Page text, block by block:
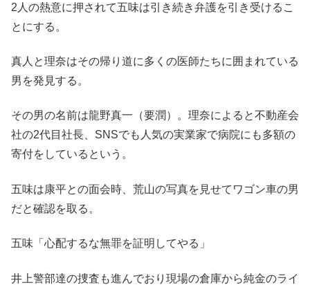
2人の熱意に押されて五味は引き続き弁護を引き受けるこ
とにする。
真人と理奈はその帰り道に多くの医師たちに囲まれている
男を発見する。
その男の名前は龍野真一（要潤）。理奈によると不動産会
社の2代目社長、SNSでも人気の実業家で病院にも多額の
寄付をしているという。
五味は康平との面会時、荒山の写真を見せてワゴン車の男
だと確認を取る。
五味「心配するな無罪を証明してやる」
井上警部達の捜査も進んでおり現場の倉庫から純金のライ